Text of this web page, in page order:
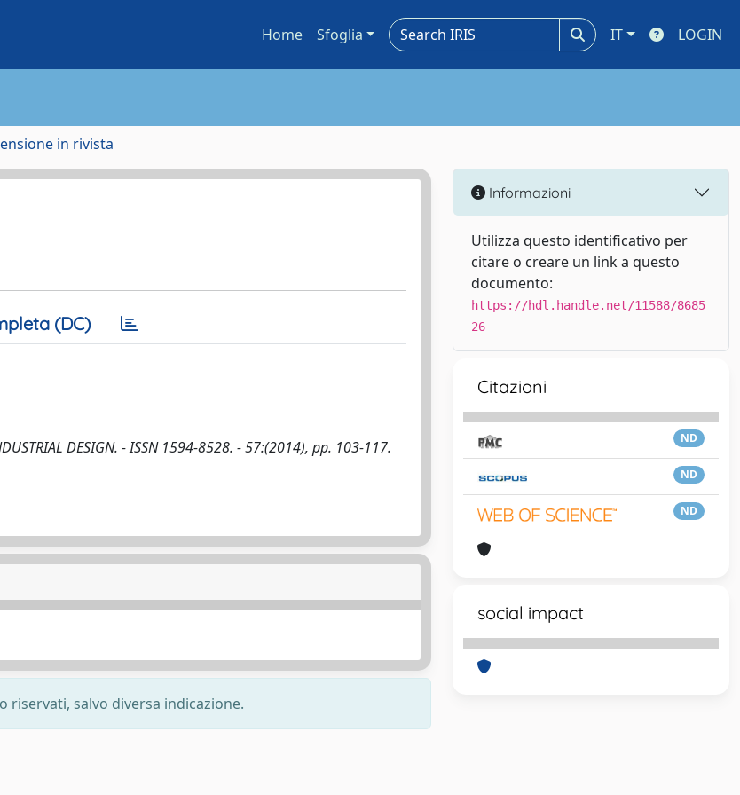
Home Sfoglia IT LOGIN
in rivista
(DC)
DESIGN. - ISSN 1594-8528. - 57:(2014), pp. 103-117.
salvo diversa indicazione.
Informazioni
Utilizza questo identificativo per
citare o creare un link a questo
documento:
https://hdl.handle.net/11588/8685
26
Citazioni
ND
ND
ND
social impact